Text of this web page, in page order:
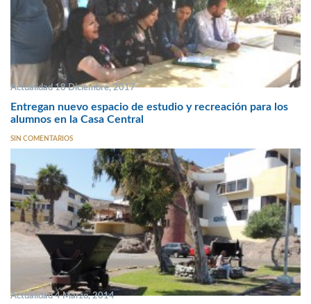
Actualidad 18 Diciembre, 2017
Entregan nuevo espacio de estudio y recreación para los
alumnos en la Casa Central
SIN COMENTARIOS
Actualidad 4 Marzo, 2014